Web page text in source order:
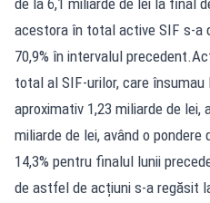
acestora în total active SIF s-a
70,9% în intervalul
total al SIF-urilor, care
aproximativ 1,23 miliarde de lei,
miliarde de lei, având o pondere
14,3% pentru finalul lunii
de astfel de acțiuni s-a regăsit